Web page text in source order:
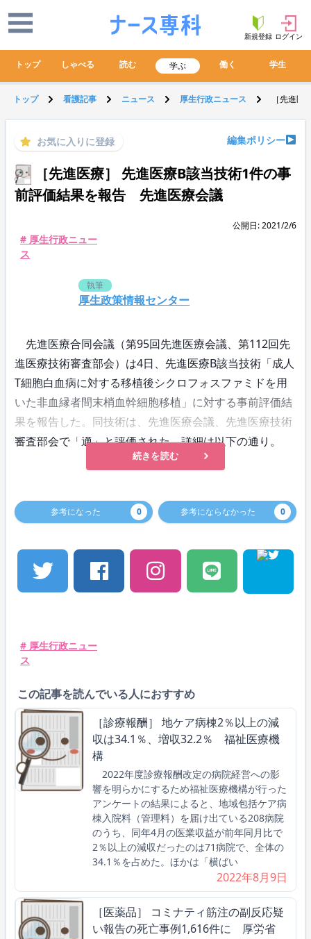
新規登録 ログイン
トップ しゃべる 読む 学ぶ 働く 学生
トップ 看護記事 ニュース 厚生行政ニュース ［先進
お気に入りに登録 編集ポリシー
［先進医療］ 先進医療B該当技術1件の事
前評価結果を報告 先進医療会議
公開日: 2021/2/6
# 厚生行政ニュー
ス
執筆
厚生政策情報センター
先進医療合同会議（第95回先進医療会議、第112回先
進医療技術審査部会）は4日、先進医療B該当技術「成人
T細胞白血病に対する移植後シクロフォスファミドを用
いた非血縁者間末梢血幹細胞移植」に対する事前評価結
果を報告した。同技術は、先進医療会議、先進医療技術
審査部会で「適」と評価された。詳細は以下の通り。
続きを読む
参考になった 0 参考にならなかった 0
# 厚生行政ニュー
ス
この記事を読んでいる人におすすめ
［診療報酬］ 地ケア病棟2％以上の減
収は34.1％、増収32.2％ 福祉医療機
構
2022年度診療報酬改定の病院経営への影
響を明らかにするため福祉医療機構が行った
アンケートの結果によると、地域包括ケア病
棟入院料（管理料）を届け出ている208病院
のうち、同年4月の医業収益が前年同月比で
2％以上の減収だったのは71病院で、全体の
34.1％を占めた。ほかは「横ばい
2022年8月9日
［医薬品］ コミナティ筋注の副反応疑
い報告の死亡事例1,616件に 厚労省